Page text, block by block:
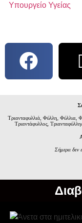
Υπουργείο Υγείας
Τριανταφυλλιά, Φύλλη, Φύλλια,
Τριαντάφυλλος,
Σήμερα δεν